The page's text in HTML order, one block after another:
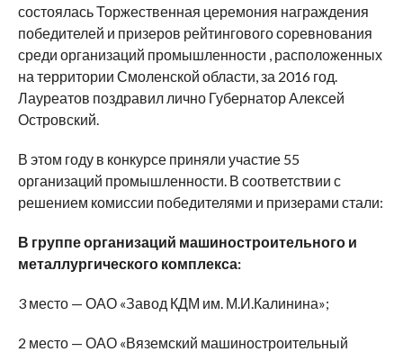
состоялась Торжественная церемония награждения
победителей и призеров рейтингового соревнования
среди организаций промышленности , расположенных
на территории Смоленской области, за 2016 год.
Лауреатов поздравил лично Губернатор Алексей
Островский.
В этом году в конкурсе приняли участие 55
организаций промышленности. В соответствии с
решением комиссии победителями и призерами стали:
В группе организаций машиностроительного и
металлургического комплекса:
3 место — ОАО «Завод КДМ им. М.И.Калинина»;
2 место — ОАО «Вяземский машиностроительный